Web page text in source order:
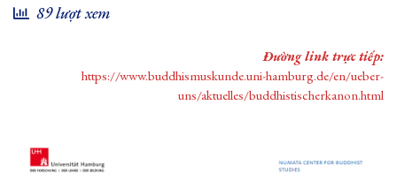
89 lượt xem
Đường link trực tiếp:
https://www.buddhismuskunde.uni-hamburg.de/en/ueber-
uns/aktuelles/buddhistischerkanon.html